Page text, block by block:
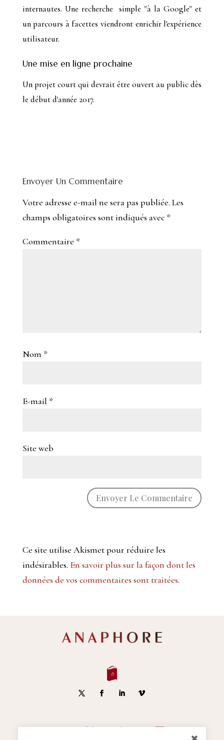
internautes. Une recherche simple "à la Google" et
un parcours à facettes viendront enrichir l'expérience
utilisateur.
Une mise en ligne prochaine
Un projet court qui devrait être ouvert au public dès
le début d'année 2017.
Envoyer Un Commentaire
Votre adresse e-mail ne sera pas publiée. Les
champs obligatoires sont indiqués avec *
Commentaire *
Nom *
E-mail *
Site web
Ce site utilise Akismet pour réduire les
indésirables. En savoir plus sur la façon dont les
données de vos commentaires sont traitées.
S'inscrire à la Newsletter